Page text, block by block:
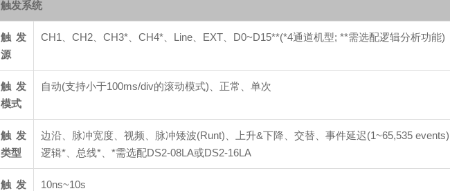
触发系统
触发
源
CH1、CH2、CH3*、CH4*、Line、EXT、D0~D15**(*4通道机型; **需选配逻辑分析功能)
触发
模式
自动(支持小于100ms/div的滚动模式)、正常、单次
触发
类型
边沿、脉冲宽度、视频、脉冲矮波(Runt)、上升&下降、交替、事件延迟(1~65,535 events)
逻辑*、总线*、*需选配DS2-08LA或DS2-16LA
触发 10ns~10s